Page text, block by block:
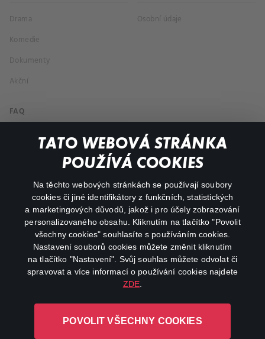
TATO WEBOVÁ STRÁNKA
POUŽÍVÁ COOKIES
Na těchto webových stránkách se používají soubory
cookies či jiné identifikátory z funkčních, statistických
a marketingových důvodů, jakož i pro účely zobrazování
personalizovaného obsahu. Kliknutím na tlačítko "Povolit
všechny cookies" souhlasíte s používáním cookies.
Nastavení souborů cookies můžete změnit kliknutím
na tlačítko "Nastavení". Svůj souhlas můžete odvolat či
spravovat a více informací o používání cookies najdete
ZDE
POVOLIT VŠECHNY COOKIES
Drama
Komedie
Dokumenty
Akční
Osobní údaje
FAQ
Můj účet
Důležité odkazy
facebookinstagram
youtube
L-1246 Luxembourg R.C.S.